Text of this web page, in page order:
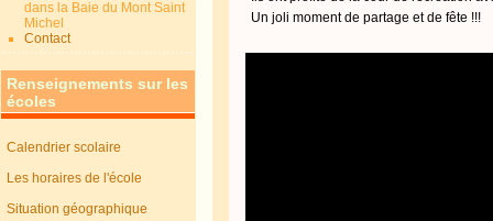
dans la Baie du Mont Saint
Michel
Contact
Renseignements sur les
écoles
Calendrier scolaire
Les horaires de l'école
Situation géographique
Un joli moment de partage et de fête !!!